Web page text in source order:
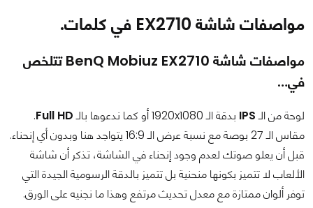
مواصفات شاشة EX2710 في كلمات.
مواصفات شاشة BenQ Mobiuz EX2710 تتلخص
في…
لوحة من الـIPS بدقة الـ 1920x1080 أو كما ندعوها بالـ Full HD
.
مقاس الـ 27 بوصة مع نسبة عرض الـ 16:9 يتواجد هنا وبدون أي إنحناء.
قبل أن يعلو صوتك لعدم وجود إنحناء في الشاشة، تذكر أن شاشة
الألعاب لا تتميز بكونها منحنية بل تتميز بالدقة الرسومية الجيدة التي
توفر ألوان ممتازة مع معدل تحديث مرتفع وهذا ما نجنيه على الورق.